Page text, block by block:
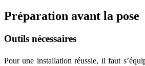
Préparation avant la pose
Outils nécessaires
Pour une installation réussie, il faut